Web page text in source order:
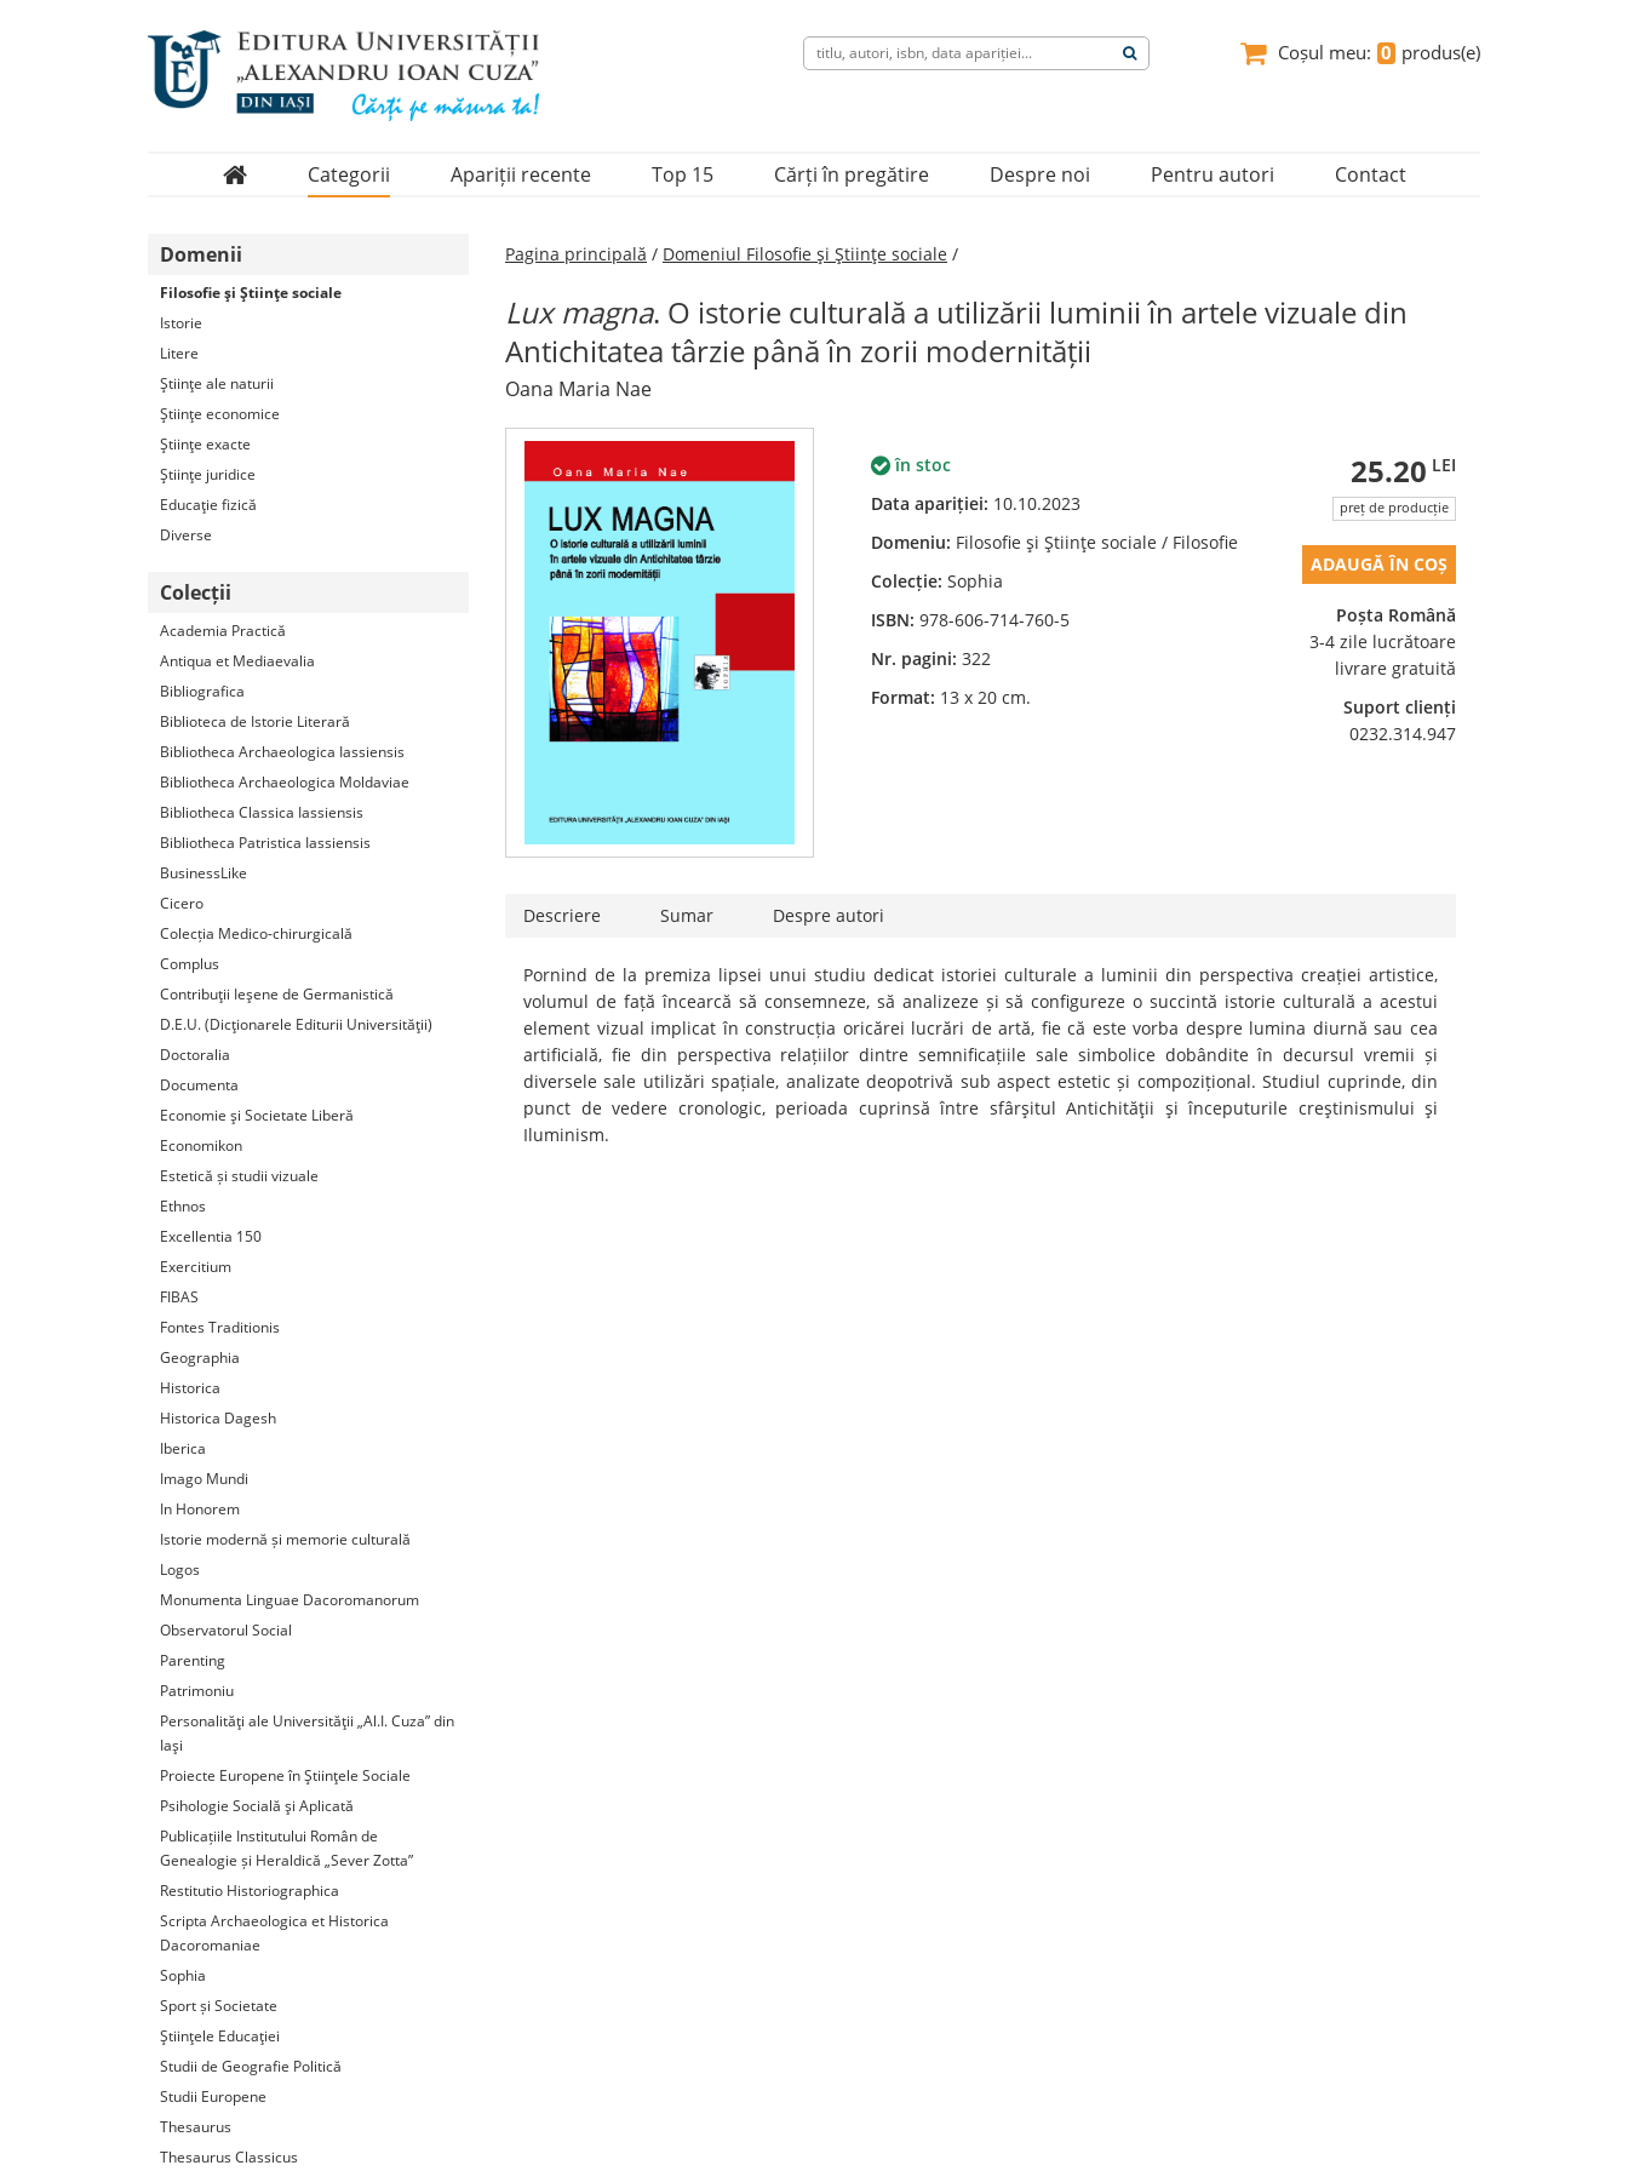
Coșul meu: 0 produs(e)
Categorii
Periodice
Apariții recente Top 15 Cărți în pregătire Despre noi Pentru autori Contact
Domenii
Filosofie şi Ştiinţe sociale
Istorie
Litere
Ştiinţe ale naturii
Ştiinţe economice
Ştiinţe exacte
Ştiinţe juridice
Educaţie fizică
Diverse
Colecții
Academia Practică
Antiqua et Mediaevalia
Bibliografica
Biblioteca de Istorie Literară
Bibliotheca Archaeologica Iassiensis
Bibliotheca Archaeologica Moldaviae
Bibliotheca Classica Iassiensis
Bibliotheca Patristica Iassiensis
BusinessLike
Cicero
Colecția Medico-chirurgicală
Complus
Contribuţii Ieşene de Germanistică
D.E.U. (Dicţionarele Editurii Universităţii)
Doctoralia
Documenta
Economie şi Societate Liberă
Economikon
Estetică și studii vizuale
Ethnos
Excellentia 150
Exercitium
FIBAS
Fontes Traditionis
Geographia
Historica
Historica Dagesh
Iberica
Imago Mundi
In Honorem
Istorie modernă și memorie culturală
Logos
Monumenta Linguae Dacoromanorum
Observatorul Social
Parenting
Patrimoniu
Personalităţi ale Universităţii „Al.I. Cuza” din
Iaşi
Proiecte Europene în Ştiinţele Sociale
Psihologie Socială şi Aplicată
Publicațiile Institutului Român de
Genealogie și Heraldică „Sever Zotta”
Restitutio Historiographica
Scripta Archaeologica et Historica
Dacoromaniae
Sophia
Sport și Societate
Ştiinţele Educaţiei
Studii de Geografie Politică
Studii Europene
Thesaurus
Thesaurus Classicus
Pagina principală / Domeniul Filosofie şi Ştiinţe sociale /
Lux magna. O istorie culturală a utilizării luminii în artele vizuale din
Antichitatea târzie până în zorii modernității
Oana Maria Nae
în stoc
Data apariției: 10.10.2023
Domeniu: Filosofie şi Ştiinţe sociale / Filosofie
Colecție:Sophia
ISBN:978-606-714-760-5
Nr. pagini:322
Format: 13 x 20 cm.
25.20 LEI
preț de producție
ADAUGĂ ÎN COȘ
Poșta Română
3-4 zile lucrătoare
livrare gratuită
Suport clienți
0232.314.947
Descriere Sumar Despre autori
Pornind de la premiza lipsei unui studiu dedicat istoriei culturale a luminii din perspectiva creației artistice,
volumul de față încearcă să consemneze, să analizeze și să configureze o succintă istorie culturală a acestui
element vizual implicat în construcția oricărei lucrări de artă, fie că este vorba despre lumina diurnă sau cea
artificială, fie din perspectiva relațiilor dintre semnificațiile sale simbolice dobândite în decursul vremii și
diversele sale utilizări spațiale, analizate deopotrivă sub aspect estetic și compozițional. Studiul cuprinde, din
punct de vedere cronologic, perioada cuprinsă între sfârşitul Antichităţii şi începuturile creştinismului şi
Iluminism.